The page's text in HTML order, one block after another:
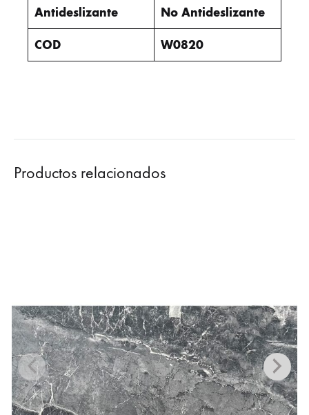
Antideslizante No Antideslizante
COD W0820
Productos relacionados